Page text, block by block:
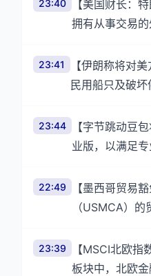
23:40
【美国财长：
拥有从事交易
23:41
【伊朗称将对
民用船只及破
23:44
【字节跳动豆
业版，以满足
22:49
【墨西哥贸易
（USMCA）
23:39
【MSCI北欧
板块中，北欧